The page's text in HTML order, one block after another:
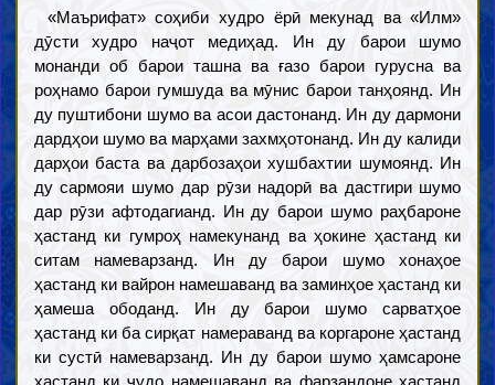
«Маърифат» соҳиби худро ёрӣ мекунад ва «Илм»
дӯсти худро наҷот медиҳад. Ин ду барои шумо
монанди об барои ташна ва ғазо барои гурусна ва
роҳнамо барои гумшуда ва мӯнис барои танҳоянд. Ин
ду пуштибони шумо ва асои дастонанд. Ин ду дармони
дардҳои шумо ва марҳами захмҳотонанд. Ин ду калиди
дарҳои баста ва дарбозаҳои хушбахтии шумоянд. Ин
ду сармояи шумо дар рӯзи надорӣ ва дастгири шумо
дар рӯзи афтодагианд. Ин ду барои шумо раҳбароне
ҳастанд ки гумроҳ намекунанд ва ҳокине ҳастанд ки
ситам намеварзанд. Ин ду барои шумо хонаҳое
ҳастанд ки вайрон намешаванд ва заминҳое ҳастанд ки
ҳамеша ободанд. Ин ду барои шумо сарватҳое
ҳастанд ки ба сирқат намераванд ва коргароне ҳастанд
ки сустӣ намеварзанд. Ин ду барои шумо ҳамсароне